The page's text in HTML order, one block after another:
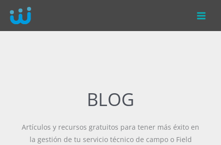
contenido
BLOG
Artículos y recursos gratuitos para tener más éxito en
la gestión de tu servicio técnico de campo o Field